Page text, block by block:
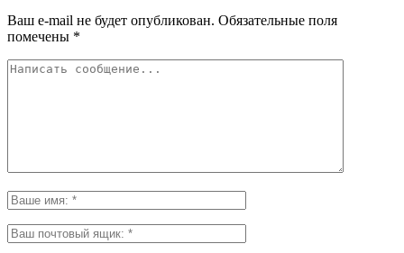
Ваш e-mail не будет опубликован. Обязательные поля
помечены *